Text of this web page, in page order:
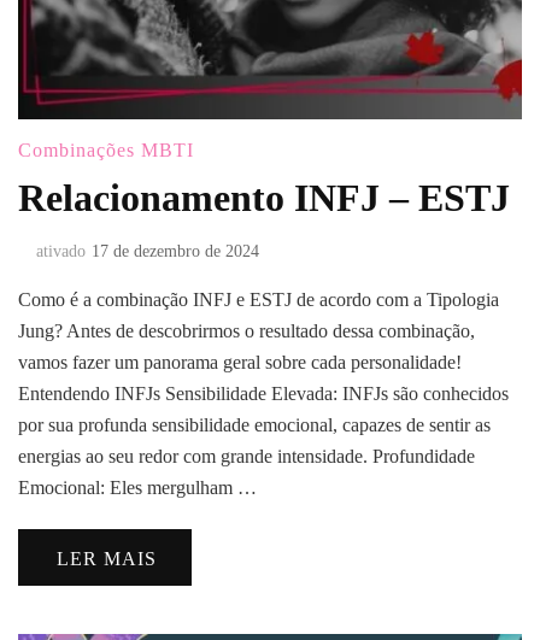
Combinações MBTI
Relacionamento INFJ – ESTJ
ativado 17 de dezembro de 2024
Como é a combinação INFJ e ESTJ de acordo com a Tipologia
Jung? Antes de descobrirmos o resultado dessa combinação,
vamos fazer um panorama geral sobre cada personalidade!
Entendendo INFJs Sensibilidade Elevada: INFJs são conhecidos
por sua profunda sensibilidade emocional, capazes de sentir as
energias ao seu redor com grande intensidade. Profundidade
Emocional: Eles mergulham …
LER MAIS